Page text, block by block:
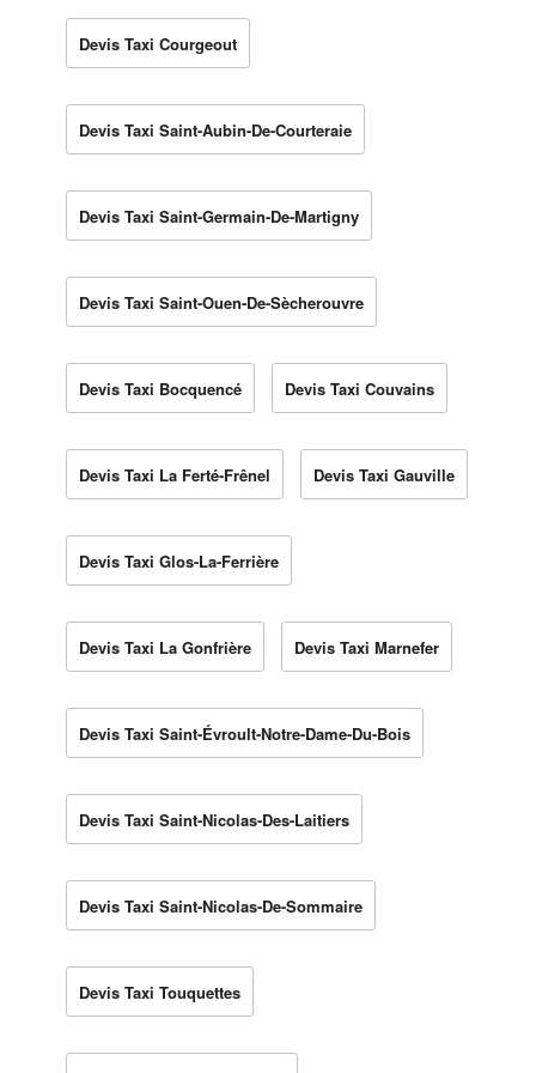
Devis Taxi Courgeout
Devis Taxi Saint-Aubin-De-Courteraie
Devis Taxi Saint-Germain-De-Martigny
Devis Taxi Saint-Ouen-De-Sècherouvre
Devis Taxi Bocquencé Devis Taxi Couvains
Devis Taxi La Ferté-Frênel Devis Taxi Gauville
Devis Taxi Glos-La-Ferrière
Devis Taxi La Gonfrière Devis Taxi Marnefer
Devis Taxi Saint-Évroult-Notre-Dame-Du-Bois
Devis Taxi Saint-Nicolas-Des-Laitiers
Devis Taxi Saint-Nicolas-De-Sommaire
Devis Taxi Touquettes